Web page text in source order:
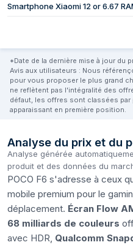
Smartphone Xiaomi 12 or 6.67
*Date de la dernière mise à jour du
Avis aux utilisateurs : Nous
pour vous proposer le plus grand
ne reflètent pas l'intégralité des
défaut, les offres sont classées par
apparaissant en première position.
Analyse du prix et du
Analyse générée
produit et des données du
POCO F6 s'adresse à ceux
mobile premium pour le
déplacement. Écran Flow
68 milliards de couleurs
avec HDR, Qualcomm